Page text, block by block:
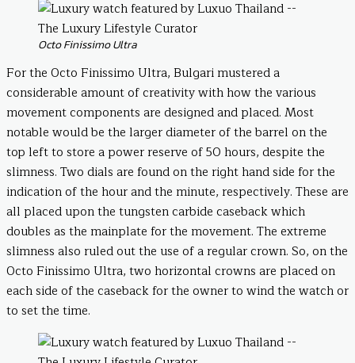
Octo Finissimo Ultra
For the Octo Finissimo Ultra, Bulgari mustered a
considerable amount of creativity with how the various
movement components are designed and placed. Most
notable would be the larger diameter of the barrel on the
top left to store a power reserve of 50 hours, despite the
slimness. Two dials are found on the right hand side for the
indication of the hour and the minute, respectively. These are
all placed upon the tungsten carbide caseback which
doubles as the mainplate for the movement. The extreme
slimness also ruled out the use of a regular crown. So, on the
Octo Finissimo Ultra, two horizontal crowns are placed on
each side of the caseback for the owner to wind the watch or
to set the time.